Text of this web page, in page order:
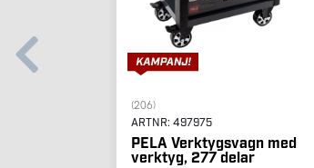
(206)
ARTNR: 497975
PELA Verktygsvagn med
verktyg, 277 delar